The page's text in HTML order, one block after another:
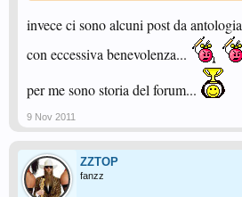
invece ci sono alcuni post da
con eccessiva benevolenza...
per me sono storia del forum...
9 Nov 2011
ZZTOP
fanzz